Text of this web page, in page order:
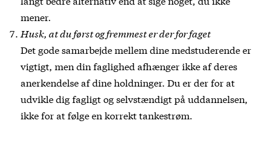
mener.
Husk, at du først og fremmest er der for faget
Det gode samarbejde mellem dine medstuderende er
vigtigt, men din faglighed afhænger ikke af deres
anerkendelse af dine holdninger. Du er der for at
udvikle dig fagligt og selvstændigt på uddannelsen,
ikke for at følge en korrekt tankestrøm.